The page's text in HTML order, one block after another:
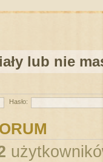
lub nie
Hasło: